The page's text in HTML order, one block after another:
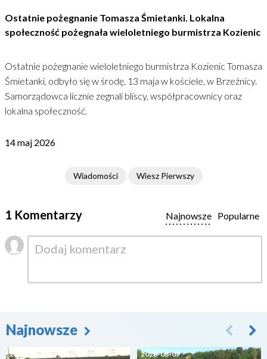
Ostatnie pożegnanie Tomasza Śmietanki. Lokalna
społeczność pożegnała wieloletniego burmistrza Kozienic
Ostatnie pożegnanie wieloletniego burmistrza Kozienic Tomasza
Śmietanki, odbyło się w środę, 13 maja w kościele, w Brzeźnicy.
Samorządowca licznie zegnali bliscy, współpracownicy oraz
lokalna społeczność.
14 maj 2026
Wiadomości Wiesz Pierwszy
1 Komentarzy Popularne
Najnowsze
Najnowsze
2026-08-07 2026-08-07